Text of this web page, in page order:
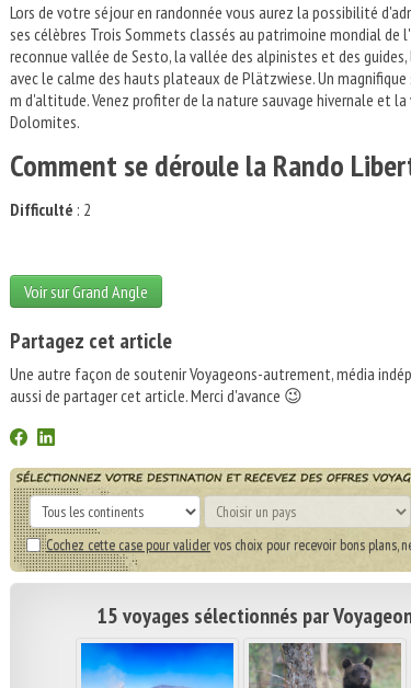
Lors de votre séjour en randonnée vous aurez la possibilité
ses célèbres Trois Sommets classés au patrimoine mondial de
reconnue vallée de Sesto, la vallée des alpinistes et des
avec le calme des hauts plateaux de Plätzwiese. Un
m d'altitude. Venez profiter de la nature sauvage hivernale et
Dolomites.
Comment se déroule la Rando
Difficulté : 2
Voir sur Grand Angle
Partagez cet article
Une autre façon de soutenir Voyageons-autrement, média
aussi de partager cet article. Merci d'avance 😉
Cochez cette case pour validervos choix pour recevoir bons plans,
15 voyages sélectionnés par